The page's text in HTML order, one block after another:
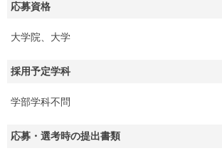
応募資格
大学院、大学
採用予定学科
学部学科不問
応募・選考時の提出書類